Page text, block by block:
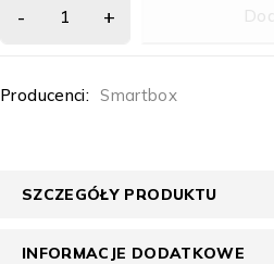
Producenci: Smartbox
SZCZEGÓŁY PRODUKTU
INFORMACJE DODATKOWE